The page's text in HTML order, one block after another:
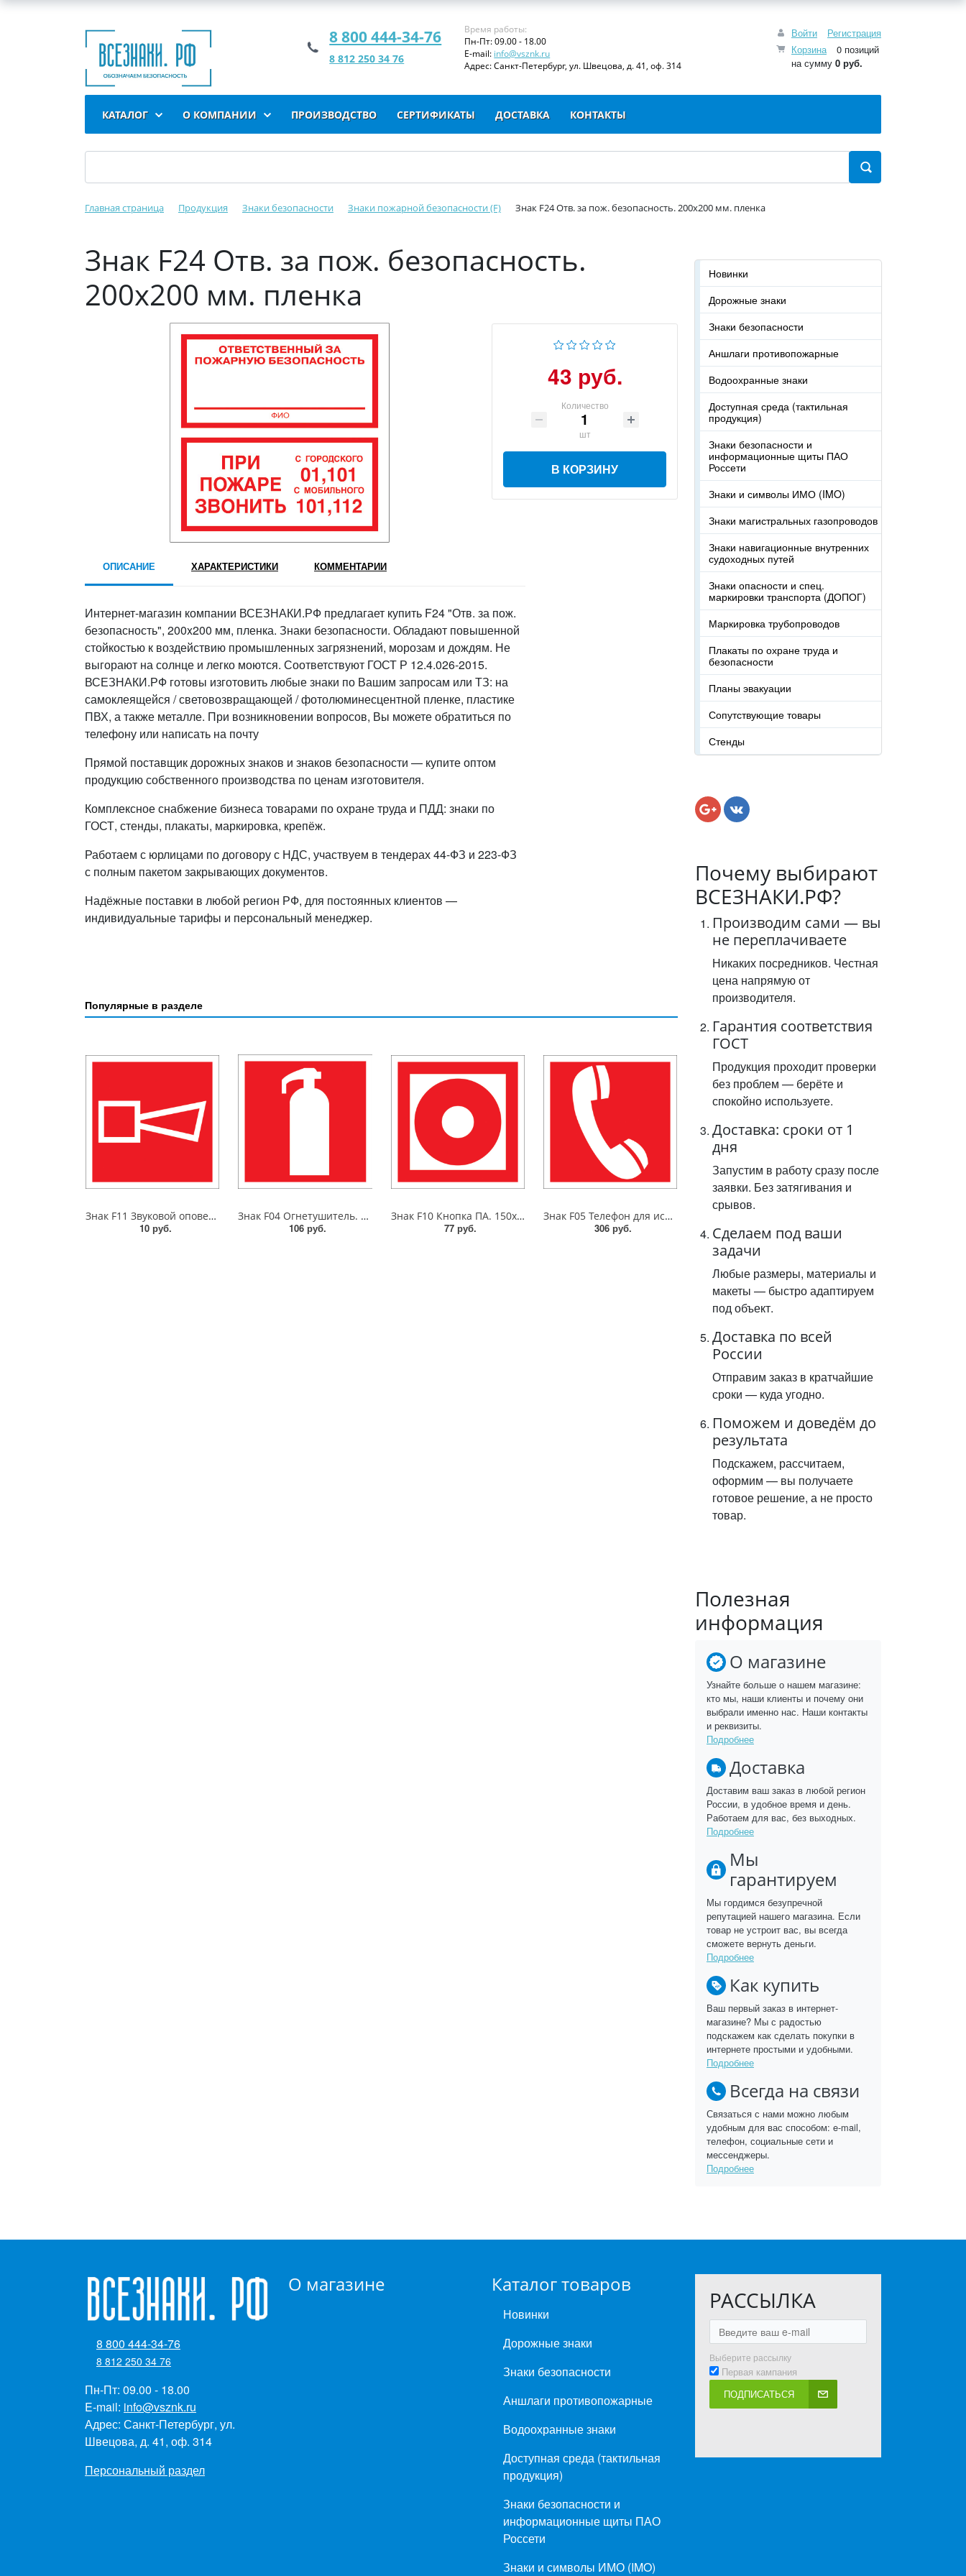
Войти
Регистрация
Корзина
0 позиций
на сумму 0 руб.
8 800 444-34-76
8 812 250 34 76
Время работы:
Пн-Пт: 09.00 - 18.00
E-mail: info@vsznk.ru
Адрес: Санкт-Петербург, ул. Швецова, д. 41, оф. 314
КАТАЛОГ О КОМПАНИИ ПРОИЗВОДСТВО СЕРТИФИКАТЫ ДОСТАВКА КОНТАКТЫ
Главная страница Продукция Знаки безопасности Знаки пожарной безопасности (F) Знак F24 Отв. за пож. безопасность. 200x200 мм. пленка
Знак F24 Отв. за пож. безопасность.
200x200 мм. пленка
43 руб.
Количество
шт
В КОРЗИНУ
ОПИСАНИЕ ХАРАКТЕРИСТИКИ КОММЕНТАРИИ
Интернет-магазин компании ВСЕЗНАКИ.РФ предлагает купить F24 "Отв. за пож.
безопасность", 200x200 мм, пленка. Знаки безопасности. Обладают повышенной
стойкостью к воздействию промышленных загрязнений, морозам и дождям. Не
выгорают на солнце и легко моются. Соответствуют ГОСТ Р 12.4.026-2015.
ВСЕЗНАКИ.РФ готовы изготовить любые знаки по Вашим запросам или ТЗ: на
самоклеящейся / световозвращающей / фотолюминесцентной пленке, пластике
ПВХ, а также металле. При возникновении вопросов, Вы можете обратиться по
телефону или написать на почту
Прямой поставщик дорожных знаков и знаков безопасности — купите оптом
продукцию собственного производства по ценам изготовителя.
Комплексное снабжение бизнеса товарами по охране труда и ПДД: знаки по
ГОСТ, стенды, плакаты, маркировка, крепёж.
Работаем с юрлицами по договору с НДС, участвуем в тендерах 44-ФЗ и 223-ФЗ
с полным пакетом закрывающих документов.
Надёжные поставки в любой регион РФ, для постоянных клиентов —
индивидуальные тарифы и персональный менеджер.
Популярные в разделе
Знак F11 Звуковой оповещатель пож. тревоги. 100x100 мм. пленка
10 руб.
Знак F04 Огнетушитель. 150x150 мм. фотолюминесцентный. пластик 2 мм
106 руб.
Знак F10 Кнопка ПА. 150x150 мм. металл 0.5 мм
77 руб.
Знак F05 Телефон для использования при пожаре. 300x300 мм. металл 0.5 мм
306 руб.
Новинки
Дорожные знаки
Знаки безопасности
Аншлаги противопожарные
Водоохранные знаки
Доступная среда (тактильная
продукция)
Знаки безопасности и
информационные щиты ПАО
Россети
Знаки и символы ИМО (IMO)
Знаки магистральных газопроводов
Знаки навигационные внутренних
судоходных путей
Знаки опасности и спец.
маркировки транспорта (ДОПОГ)
Маркировка трубопроводов
Плакаты по охране труда и
безопасности
Планы эвакуации
Сопутствующие товары
Стенды
Почему выбирают
ВСЕЗНАКИ.РФ?
Производим сами — вы
не переплачиваете
Никаких посредников. Честная
цена напрямую от
производителя.
Гарантия соответствия
ГОСТ
Продукция проходит проверки
без проблем — берёте и
спокойно используете.
Доставка: сроки от 1
дня
Запустим в работу сразу после
заявки. Без затягивания и
срывов.
Сделаем под ваши
задачи
Любые размеры, материалы и
макеты — быстро адаптируем
под объект.
Доставка по всей
России
Отправим заказ в кратчайшие
сроки — куда угодно.
Поможем и доведём до
результата
Подскажем, рассчитаем,
оформим — вы получаете
готовое решение, а не просто
товар.
Полезная
информация
О магазине
Узнайте больше о нашем магазине:
кто мы, наши клиенты и почему они
выбрали именно нас. Наши контакты
и реквизиты.
Подробнее
Доставка
Доставим ваш заказ в любой регион
России, в удобное время и день.
Работаем для вас, без выходных.
Подробнее
Мы
гарантируем
Мы гордимся безупречной
репутацией нашего магазина. Если
товар не устроит вас, вы всегда
сможете вернуть деньги.
Подробнее
Как купить
Ваш первый заказ в интернет-
магазине? Мы с радостью
подскажем как сделать покупки в
интернете простыми и удобными.
Подробнее
Всегда на связи
Связаться с нами можно любым
удобным для вас способом: e-mail,
телефон, социальные сети и
мессенджеры.
Подробнее
О магазине Каталог товаров
Новинки
Дорожные знаки
Знаки безопасности
Аншлаги противопожарные
Водоохранные знаки
Доступная среда (тактильная
продукция)
Знаки безопасности и
информационные щиты ПАО
Россети
Знаки и символы ИМО (IMO)
РАССЫЛКА
Выберите рассылку
Первая кампания
ПОДПИСАТЬСЯ
8 800 444-34-76
8 812 250 34 76
Пн-Пт: 09.00 - 18.00
E-mail: info@vsznk.ru
Адрес: Санкт-Петербург, ул.
Швецова, д. 41, оф. 314
Персональный раздел